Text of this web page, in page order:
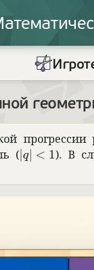
(|q|<1
∣q∣ < 1). В